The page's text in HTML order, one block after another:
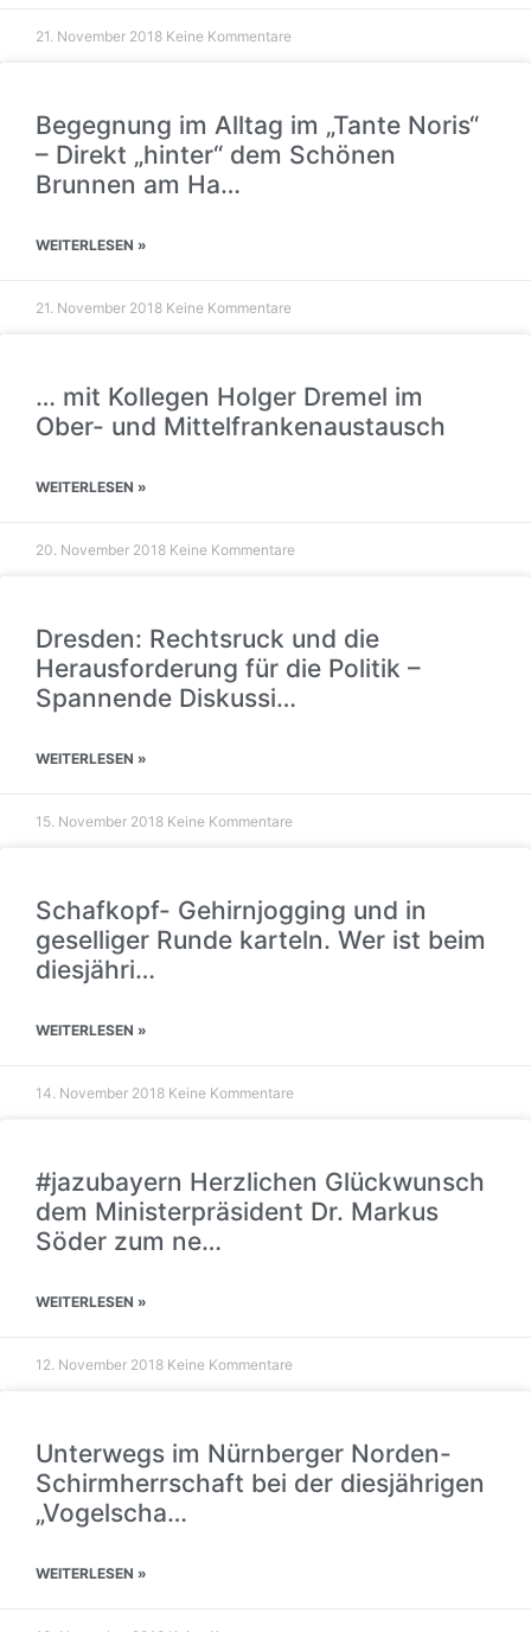
21. November 2018 Keine Kommentare
Begegnung im Alltag im „Tante Noris“
– Direkt „hinter“ dem Schönen
Brunnen am Ha…
WEITERLESEN »
21. November 2018 Keine Kommentare
… mit Kollegen Holger Dremel im
Ober- und Mittelfrankenaustausch
WEITERLESEN »
20. November 2018 Keine Kommentare
Dresden: Rechtsruck und die
Herausforderung für die Politik –
Spannende Diskussi…
WEITERLESEN »
15. November 2018 Keine Kommentare
Schafkopf- Gehirnjogging und in
geselliger Runde karteln. Wer ist beim
diesjähri…
WEITERLESEN »
14. November 2018 Keine Kommentare
#jazubayern Herzlichen Glückwunsch
dem Ministerpräsident Dr. Markus
Söder zum ne…
WEITERLESEN »
12. November 2018 Keine Kommentare
Unterwegs im Nürnberger Norden-
Schirmherrschaft bei der diesjährigen
„Vogelscha…
WEITERLESEN »